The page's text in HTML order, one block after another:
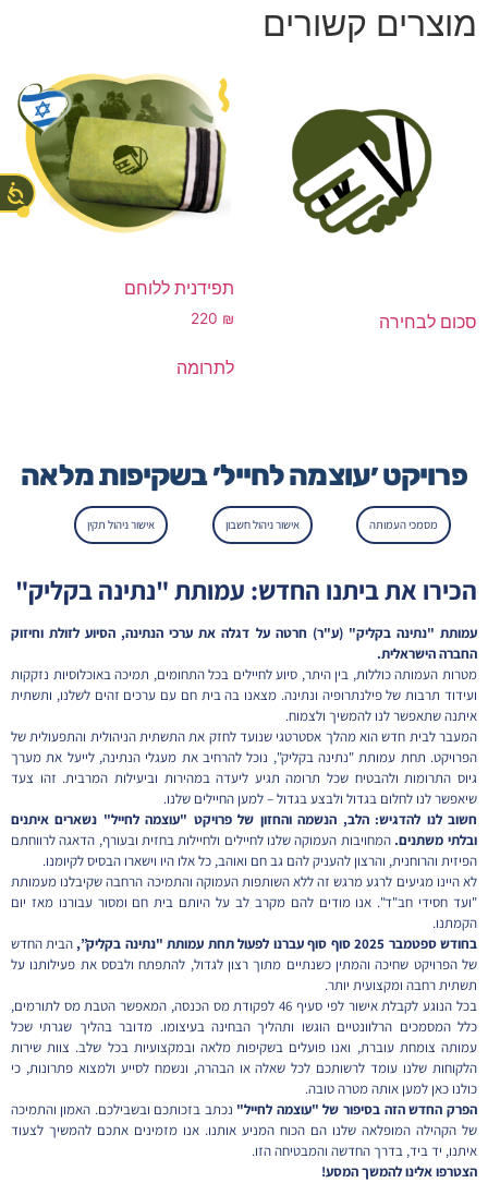
מוצרים קשורים
סכום לבחירה
תפידנית ללוחם
220 ₪
לתרומה
פרויקט ׳עוצמה לחייל׳ בשקיפות מלאה
מסמכי העמותה אישור ניהול חשבון אישור ניהול תקין
הכירו את ביתנו החדש: עמותת "נתינה בקליק"
עמותת "נתינה בקליק" (ע"ר) חרטה על דגלה את ערכי הנתינה, הסיוע לזולת וחיזוק
החברה הישראלית.
מטרות העמותה כוללות, בין היתר, סיוע לחיילים בכל התחומים, תמיכה באוכלוסיות נזקקות
ועידוד תרבות של פילנתרופיה ונתינה. מצאנו בה בית חם עם ערכים זהים לשלנו, ותשתית
איתנה שתאפשר לנו להמשיך ולצמוח.
המעבר לבית חדש הוא מהלך אסטרטגי שנועד לחזק את התשתית הניהולית והתפעולית של
הפרויקט. תחת עמותת "נתינה בקליק", נוכל להרחיב את מעגלי הנתינה, לייעל את מערך
גיוס התרומות ולהבטיח שכל תרומה תגיע ליעדה במהירות וביעילות המרבית. זהו צעד
שיאפשר לנו לחלום בגדול ולבצע בגדול – למען החיילים שלנו.
חשוב לנו להדגיש: הלב, הנשמה והחזון של פרויקט "עוצמה לחייל" נשארים איתנים
ובלתי משתנים. המחויבות העמוקה שלנו לחיילים ולחיילות בחזית ובעורף, הדאגה לרווחתם
הפיזית והרוחנית, והרצון להעניק להם גב חם ואוהב, כל אלו היו וישארו הבסיס לקיומנו.
לא היינו מגיעים לרגע מרגש זה ללא השותפות העמוקה והתמיכה הרחבה שקיבלנו מעמותת
"ועד חסידי חב"ד". אנו מודים להם מקרב לב על היותם בית חם ומסור עבורנו מאז יום
הקמתנו.
בחודש ספטמבר 2025 סוף סוף עברנו לפעול תחת עמותת "נתינה בקליק”,
הבית החדש
של הפרויקט שחיכה והמתין כשנתיים מתוך רצון לגדול, להתפתח ולבסס את פעילותנו על
תשתית רחבה ומקצועית יותר.
בכל הנוגע לקבלת אישור לפי סעיף 46 לפקודת מס הכנסה, המאפשר הטבת מס לתורמים,
כלל המסמכים הרלוונטיים הוגשו ותהליך הבחינה בעיצומו. מדובר בהליך שגרתי שכל
עמותה צומחת עוברת, ואנו פועלים בשקיפות מלאה ובמקצועיות בכל שלב. צוות שירות
הלקוחות שלנו עומד לרשותכם לכל שאלה או הבהרה, ונשמח לסייע ולמצוא פתרונות, כי
כולנו כאן למען אותה מטרה טובה.
הפרק החדש הזה בסיפור של "עוצמה לחייל" נכתב בזכותכם ובשבילכם. האמון והתמיכה
של הקהילה המופלאה שלנו הם הכוח המניע אותנו. אנו מזמינים אתכם להמשיך לצעוד
איתנו, יד ביד, בדרך החדשה והמבטיחה הזו.
הצטרפו אלינו להמשך המסע!